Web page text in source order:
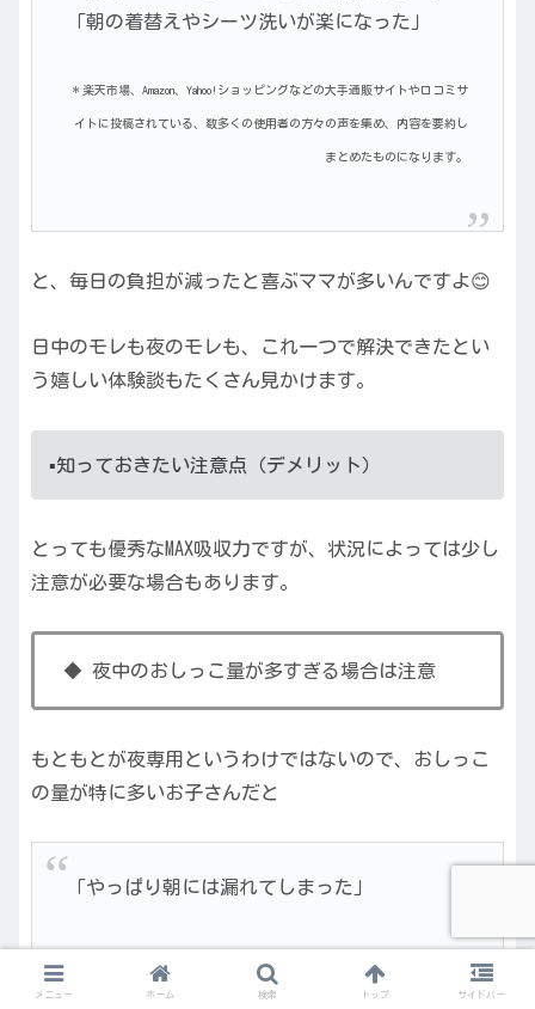
「朝の着替えやシーツ洗いが楽になった」
＊楽天市場、Amazon、Yahoo!ショッピングなどの大手通販サイトや口コミサ
イトに投稿されている、数多くの使用者の方々の声を集め、内容を要約し
まとめたものになります。
と、毎日の負担が減ったと喜ぶママが多いんですよ😊
日中のモレも夜のモレも、これ一つで解決できたとい
う嬉しい体験談もたくさん見かけます。
▪️知っておきたい注意点（デメリット）
とっても優秀なMAX吸収力ですが、状況によっては少し
注意が必要な場合もあります。
◆ 夜中のおしっこ量が多すぎる場合は注意
もともとが夜専用というわけではないので、おしっこ
の量が特に多いお子さんだと
「やっぱり朝には漏れてしまった」
イトに投稿されている、数多くの使用者の方々の声を集め、内容を要約し
メニュー ホーム 検索 トップ サイドバー